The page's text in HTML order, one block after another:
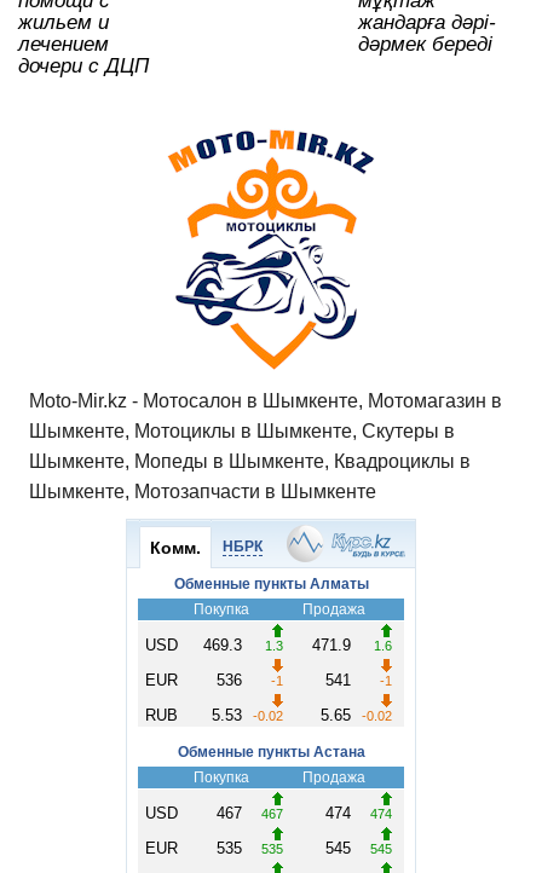
жильем и
лечением
дочери с ДЦП
жандарға дәрі-
дәрмек береді
Moto-Mir.kz - Мотосалон в Шымкенте, Мотомагазин в
Шымкенте, Мотоциклы в Шымкенте, Скутеры в
Шымкенте, Мопеды в Шымкенте, Квадроциклы в
Шымкенте, Мотозапчасти в Шымкенте